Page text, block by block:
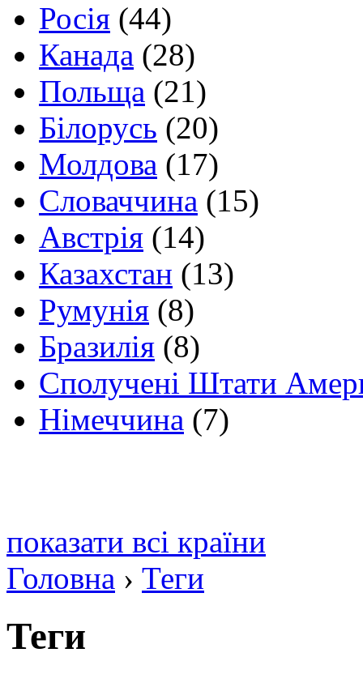
Росія (44)
Канада (28)
Польща (21)
Білорусь (20)
Молдова (17)
Словаччина (15)
Австрія (14)
Казахстан (13)
Румунія (8)
Бразилія (8)
Сполучені Штати
Німеччина (7)
показати всі країни
Головна › Теги
Теги